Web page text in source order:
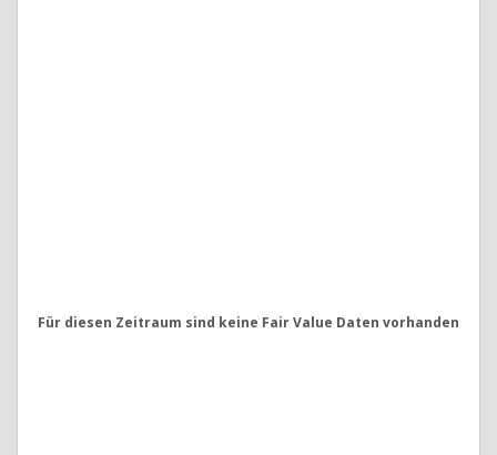
Für diesen Zeitraum sind keine Fair Value Daten vorhanden